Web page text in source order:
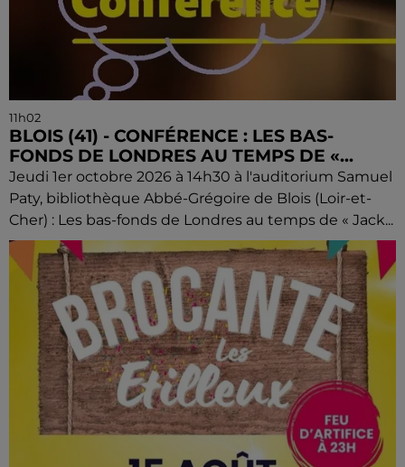
11h02
BLOIS (41) - CONFÉRENCE : LES BAS-
FONDS DE LONDRES AU TEMPS DE «...
Jeudi 1er octobre 2026 à 14h30 à l'auditorium Samuel
Paty, bibliothèque Abbé-Grégoire de Blois (Loir-et-
Cher) : Les bas-fonds de Londres au temps de « Jack...